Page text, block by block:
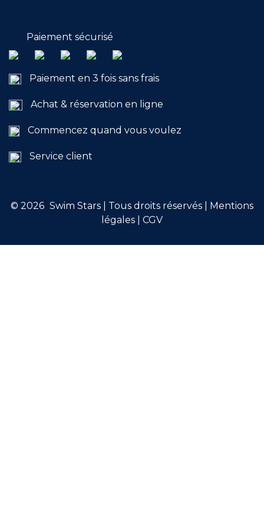
Paiement sécurisé
Paiement en 3 fois sans frais
Achat & réservation en ligne
Commencez quand vous voulez
Service client
© 2026 Swim Stars | Tous droits réservés |
Mentions
légales
CGV